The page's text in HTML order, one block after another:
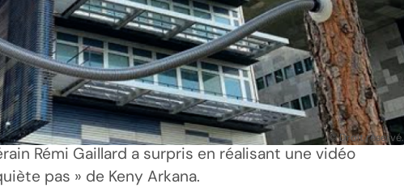
© Droit réservé.
Rémi Gaillard a surpris en réalisant une vidéo
pas » de Keny Arkana.